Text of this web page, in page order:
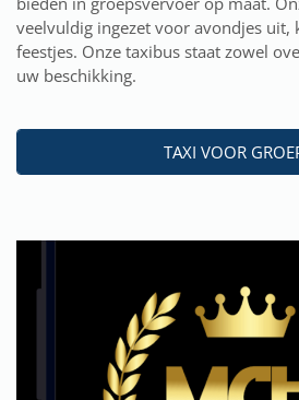
veelvuldig ingezet voor avondjes uit,
feestjes. Onze taxibus staat zowel
uw beschikking.
TAXI VOOR